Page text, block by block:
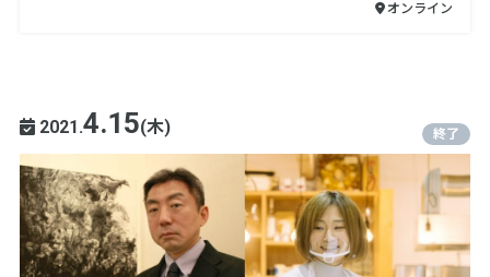
オンライン
2021.4.15(木) 終了